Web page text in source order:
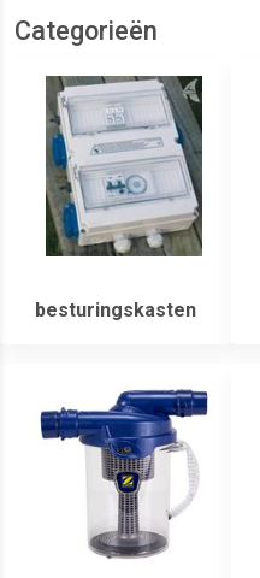
Categorieën
besturingskasten